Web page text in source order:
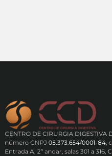
CENTRO DE CIRURGIA
número CNPJ 05.373.654/0001-84,
Entrada A, 2º andar, salas 301 a